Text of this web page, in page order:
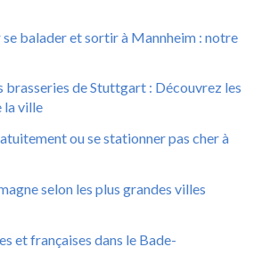
se balader et sortir à Mannheim : notre
brasseries de Stuttgart : Découvrez les
la ville
ou se stationner pas cher à
selon les plus grandes villes
et françaises dans le Bade-